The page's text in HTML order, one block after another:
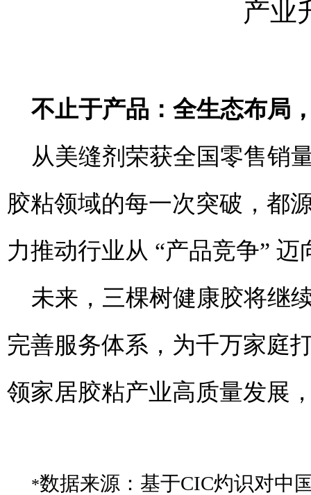
不止于产品：全生态布局
从美缝剂荣获全国零售销
胶粘领域的每一次突破，都
力推动行业从 “产品竞争” 迈
未来，三棵树健康胶将继
完善服务体系，为千万家庭
领家居胶粘产业高质量发展
*数据来源：基于CIC灼识对中